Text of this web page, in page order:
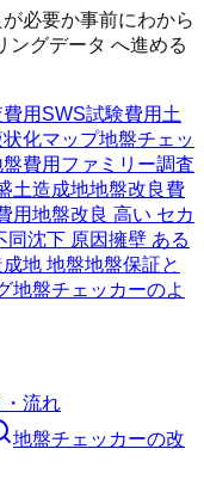
必要か事前にわから
ングデータ へ進める
用 SWS試験費用 土
状化マップ地盤チェッ
盤費用ファミリー調査
土造成地地盤改良費
用地盤改良 高い セカ
同沈下 原因擁壁 ある
成地 地盤地盤保証と
地盤チェッカーのよ
流れ
地盤チェッカーの改